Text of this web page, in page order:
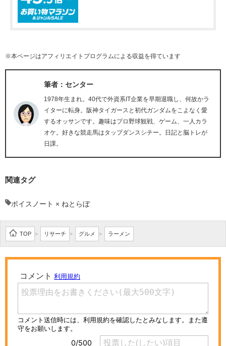
※本ページはアフィリエイトプログラムによる収益を得ています
筆者：センター
1978年生まれ。40代で外資系IT企業を早期退職し、何故かラ
イターに転身。阪神タイガースと初代ガンダムをこよなく愛
するオッサンです。趣味はプロ野球観戦、ゲーム、一人カラ
オケ。好きな競走馬はタップダンスシチー。日記と脳トレが
日課。
関連タグ
ボイスノート × ねとらぼ
TOP > リサーチ > グルメ > ラーメン